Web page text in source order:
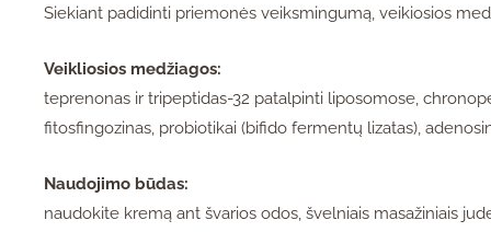
Siekiant padidinti priemonės veiksmingumą, veikiosios
Veikliosios medžiagos:
teprenonas ir tripeptidas-32 patalpinti liposomose,
fitosfingozinas, probiotikai (bifido fermentų lizatas),
Naudojimo būdas:
naudokite kremą ant švarios odos, švelniais masažiniais